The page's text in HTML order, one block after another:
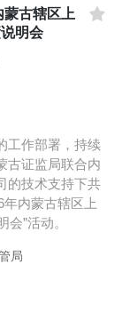
古辖区上
明会
工作部署，持续
古证监局联合内
的技术支持下共
内蒙古辖区上
”活动。
局